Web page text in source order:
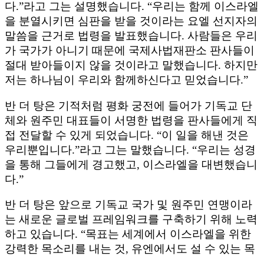
다.”라고 그는 설명했습니다. “우리는 함께 이스라엘
을 분열시키면 심판을 받을 것이라는 요엘 선지자의
말씀을 근거로 법령을 발표했습니다. 사람들은 우리
가 국가가 아니기 때문에 국제사법재판소 판사들이
절대 받아들이지 않을 것이라고 말했습니다. 하지만
저는 하나님이 우리와 함께하신다고 믿었습니다.”
반 더 탕은 기적처럼 평화 궁전에 들어가 기독교 단
체와 원주민 대표들이 서명한 법령을 판사들에게 직
접 전달할 수 있게 되었습니다. “이 일을 해낸 것은
우리뿐입니다.”라고 그는 말했습니다. “우리는 성경
을 통해 그들에게 경고했고, 이스라엘을 대변했습니
다.”
반 더 탕은 앞으로 기독교 국가 및 원주민 연맹이라
는 새로운 글로벌 프레임워크를 구축하기 위해 노력
하고 있습니다. “목표는 세계에서 이스라엘을 위한
강력한 목소리를 내는 것, 유엔에서도 설 수 있는 목